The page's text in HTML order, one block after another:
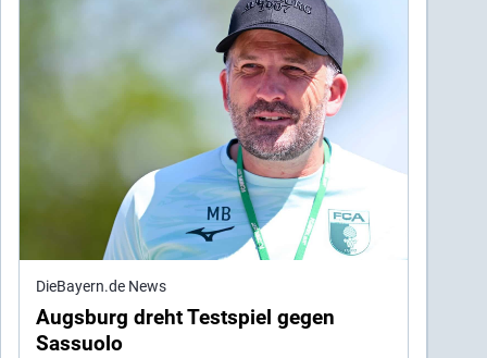
DieBayern.de News
Augsburg dreht Testspiel gegen
Sassuolo